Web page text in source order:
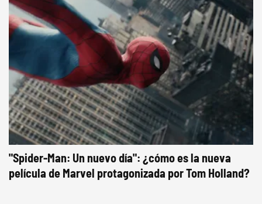
"Spider-Man: Un nuevo día": ¿cómo es la nueva
película de Marvel protagonizada por Tom Holland?